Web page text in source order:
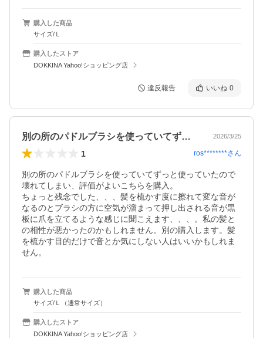
購入した商品
サイズ/Ｌ
購入したストア
DOKKINA Yahoo!ショッピング店
違反報告 いいね 0
別の所のパドルブラシを使っていてずっと… 2026/3/25
1 ros********さん
別の所のパドルブラシを使っていてずっと使っていたので
壊れてしまい、評価がよいこちらを購入。
ちょっと残念でした、、、髪を梳かす度に擦れて変な音が
なるのとブラシの方に空気が溜まって押し出される音が黒
板に爪を立てるような感じに聞こえます、、、。私の髪と
の相性が悪かったのかもしれません。別の購入します。髪
を梳かす目的だけで音とか気にしない人はいいかもしれま
せん。
購入した商品
サイズ/Ｌ（通常サイズ）
購入したストア
DOKKINA Yahoo!ショッピング店